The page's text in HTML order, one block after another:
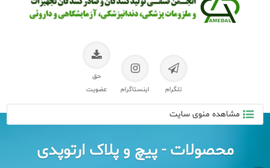
تلگرام اینستاگرام
حق
عضویت
مشاهده منوی سایت
محصولات - پیچ و پلاک ارتوپدی